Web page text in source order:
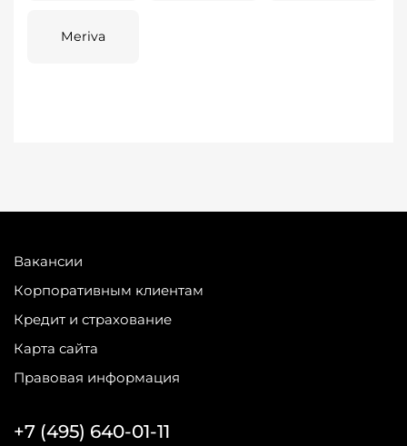
Meriva
Вакансии
Корпоративным клиентам
Кредит и страхование
Карта сайта
Правовая информация
+7 (495) 640-01-11